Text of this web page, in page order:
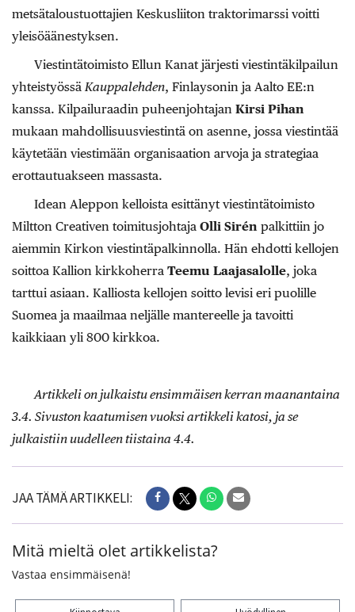
metsätaloustuottajien Keskusliiton traktorimarssi voitti
yleisöäänestyksen.
Viestintätoimisto Ellun Kanat järjesti viestintäkilpailun
yhteistyössä Kauppalehden, Finlaysonin ja Aalto EE:n
kanssa. Kilpailuraadin puheenjohtajan Kirsi Pihan
mukaan mahdollisuusviestintä on asenne, jossa viestintää
käytetään viestimään organisaation arvoja ja strategiaa
erottautuakseen massasta.
Idean Aleppon kelloista esittänyt viestintätoimisto
Miltton Creativen toimitusjohtaja Olli Sirén palkittiin jo
aiemmin Kirkon viestintäpalkinnolla. Hän ehdotti kellojen
soittoa Kallion kirkkoherra Teemu Laajasalolle, joka
tarttui asiaan. Kalliosta kellojen soitto levisi eri puolille
Suomea ja maailmaa neljälle mantereelle ja tavoitti
kaikkiaan yli 800 kirkkoa.
Artikkeli on julkaistu ensimmäisen kerran maanantaina
3.4. Sivuston kaatumisen vuoksi artikkeli katosi, ja se
julkaistiin uudelleen tiistaina 4.4.
JAA TÄMÄ ARTIKKELI:
Mitä mieltä olet artikkelista?
Vastaa ensimmäisenä!